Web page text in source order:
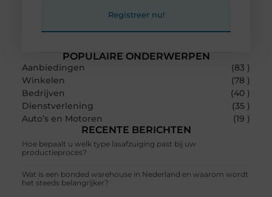
POPULAIRE ONDERWERPEN
Aanbiedingen
(83 )
Winkelen
(78 )
Bedrijven
(40 )
Dienstverlening
(35 )
Auto’s en Motoren
(19 )
RECENTE BERICHTEN
Hoe bepaalt u welk type lasafzuiging past bij uw
productieproces?
Wat is een bonded warehouse in Nederland en waarom wordt
het steeds belangrijker?
Registreer nu!